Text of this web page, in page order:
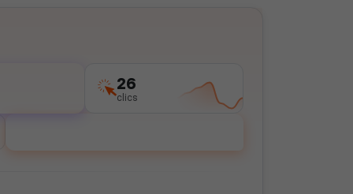
26
clics